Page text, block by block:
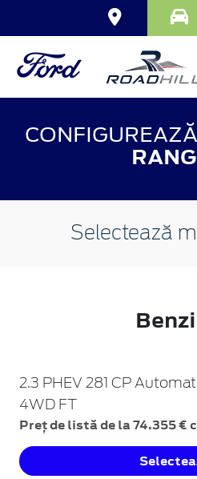
CONFIGUREAZĂ
Selectează
2.3 PHEV 281 CP
4WD FT
Preț de listă de la 74.355 €